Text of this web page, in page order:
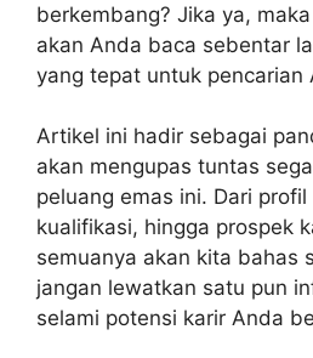
berkembang? Jika ya,
akan Anda baca sebentar
yang tepat untuk pencarian
Artikel ini hadir sebagai
akan mengupas tuntas
peluang emas ini. Dari
kualifikasi, hingga prospek
semuanya akan kita bahas
jangan lewatkan satu pun
selami potensi karir Anda